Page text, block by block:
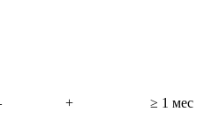
+ ≥ 1 мес